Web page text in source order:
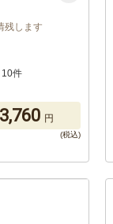
残します
10件
円